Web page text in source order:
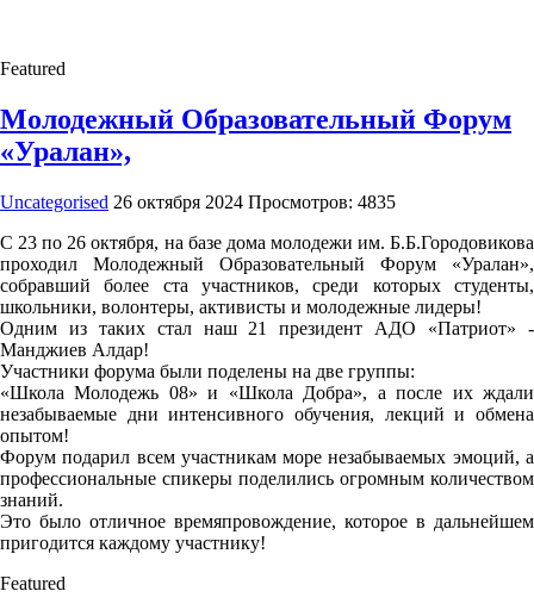
Featured
Молодежный Образовательный Форум
«Уралан»,
Uncategorised 26 октября 2024 Просмотров: 4835
С 23 по 26 октября, на базе дома молодежи им. Б.Б.Городовикова
проходил Молодежный Образовательный Форум «Уралан»,
собравший более ста участников, среди которых студенты,
школьники, волонтеры, активисты и молодежные лидеры!
Одним из таких стал наш 21 президент АДО «Патриот» -
Манджиев Алдар!
Участники форума были поделены на две группы:
«Школа Молодежь 08» и «Школа Добра», а после их ждали
незабываемые дни интенсивного обучения, лекций и обмена
опытом!
Форум подарил всем участникам море незабываемых эмоций, а
профессиональные спикеры поделились огромным количеством
знаний.
Это было отличное времяпровождение, которое в дальнейшем
пригодится каждому участнику!
Featured